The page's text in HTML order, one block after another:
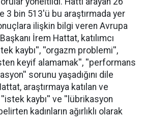
3 bin 513'ü bu araştırmada yer
ilişkin bilgi veren Avrupa
İrem Hattat, katılımcı
kaybı'', ''orgazm problemi'',
keyif alamamak'', ''performans
sorunu yaşadığını dile
araştırmaya katılan ve
kaybı'' ve ''lübrikasyon
kadınların ağırlıklı olarak